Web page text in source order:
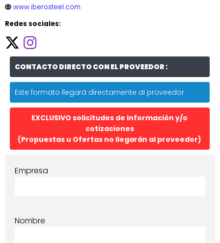
www.iberosteel.com
Redes sociales:
CONTACTO DIRECTO CON EL PROVEEDOR :
Este formato llegará directamente al proveedor
EXCLUSIVO solicitudes de información y/o
cotizaciones
(Propuestas u Ofertas no llegarán al proveedor)
Empresa
Nombre